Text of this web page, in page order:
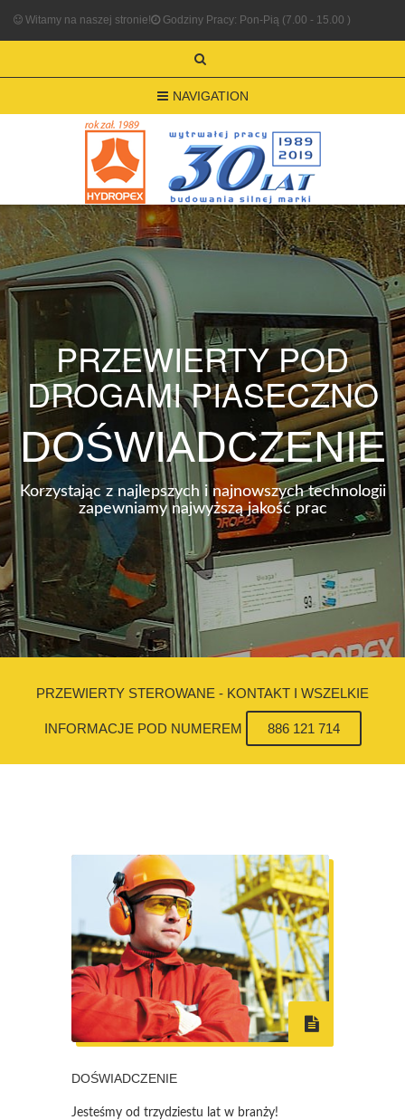
Witamy na naszej stronie! Godziny Pracy: Pon-Pią (7.00 - 15.00 )
NAVIGATION
PRZEWIERTY POD
DROGAMI PIASECZNO
DOŚWIADCZENIE
Korzystając z najlepszych i najnowszych technologii
zapewniamy najwyższą jakość prac
PRZEWIERTY STEROWANE - KONTAKT I WSZELKIE
INFORMACJE POD NUMEREM 886 121 714
DOŚWIADCZENIE
Jesteśmy od trzydziestu lat w branży!